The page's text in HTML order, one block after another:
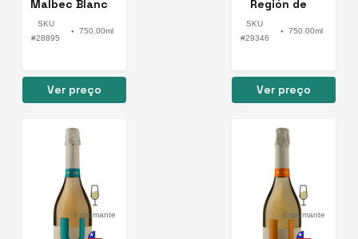
Malbec Blanc
Noir e Rosé
SKU
#28895
● 750.00ml
Ver preço
Región de
Aconcagua
Rose Brut
SKU
#29346
● 750.00ml
Ver preço
Espumante Espumante